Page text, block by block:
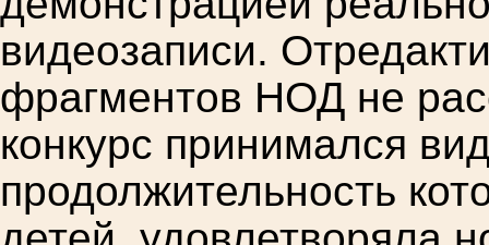
видеозаписи.
фрагментов НОД не
конкурс принимался
продолжительность